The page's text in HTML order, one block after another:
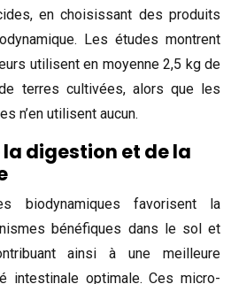
en choisissant des produits
Les études montrent
utilisent en moyenne 2,5 kg de
terres cultivées, alors que les
n’en utilisent aucun.
digestion et de la
biodynamiques favorisent la
bénéfiques dans le sol et
ainsi à une meilleure
intestinale optimale. Ces micro-